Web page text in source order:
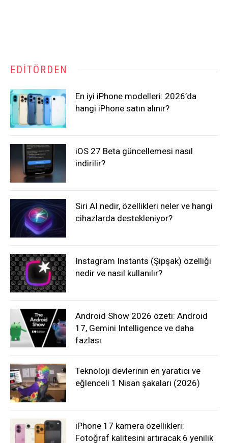
EDITÖRDEN
En iyi iPhone modelleri: 2026’da
hangi iPhone satın alınır?
iOS 27 Beta güncellemesi nasıl
indirilir?
Siri AI nedir, özellikleri neler ve hangi
cihazlarda destekleniyor?
Instagram Instants (Şipşak) özelliği
nedir ve nasıl kullanılır?
Android Show 2026 özeti: Android
17, Gemini Intelligence ve daha
fazlası
Teknoloji devlerinin en yaratıcı ve
eğlenceli 1 Nisan şakaları (2026)
iPhone 17 kamera özellikleri:
Fotoğraf kalitesini artıracak 6 yenilik